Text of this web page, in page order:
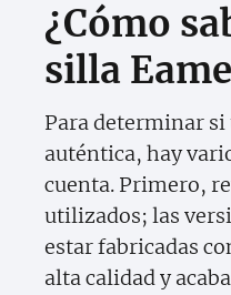
¿Cómo
silla
Para determinar si
auténtica, hay
cuenta. Primero,
utilizados; las
estar fabricadas
alta calidad y